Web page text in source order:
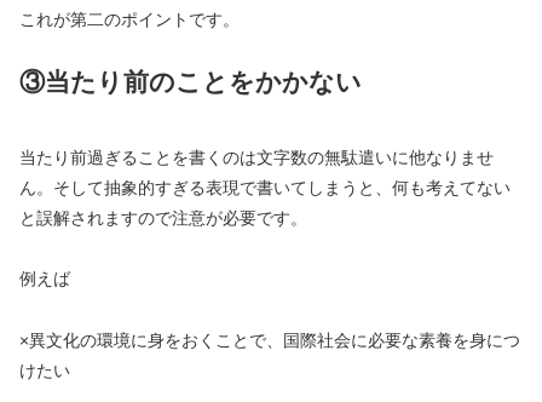
これが第二のポイントです。
③当たり前のことをかかない
当たり前過ぎることを書くのは文字数の無駄遣いに他なりませ
ん。そして抽象的すぎる表現で書いてしまうと、何も考えてない
と誤解されますので注意が必要です。
例えば
×異文化の環境に身をおくことで、国際社会に必要な素養を身につ
けたい